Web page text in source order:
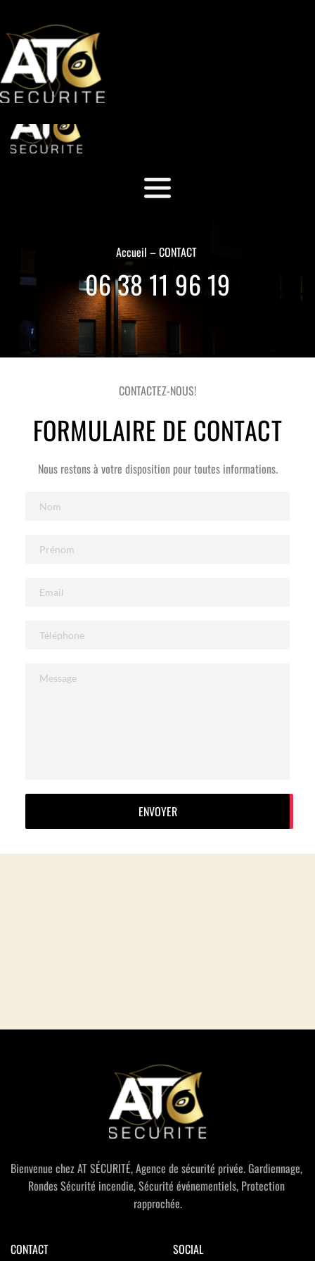
Accueil – CONTACT
06 38 11 96 19
CONTACTEZ-NOUS!
FORMULAIRE DE CONTACT
Nous restons à votre disposition pour toutes informations.
ENVOYER
Bienvenue chez AT SÉCURITÉ, Agence de sécurité privée. Gardiennage,
Rondes Sécurité incendie, Sécurité événementiels, Protection
rapprochée.
CONTACT SOCIAL